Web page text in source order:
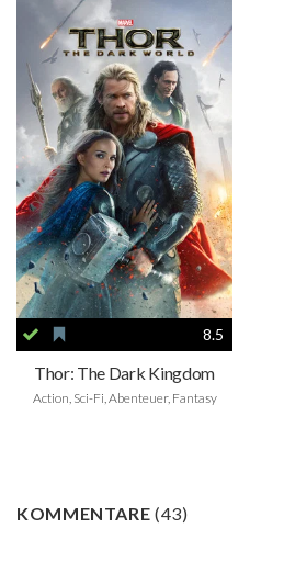
8.5
Thor: The Dark Kingdom
Action, Sci-Fi, Abenteuer, Fantasy
KOMMENTARE(43)